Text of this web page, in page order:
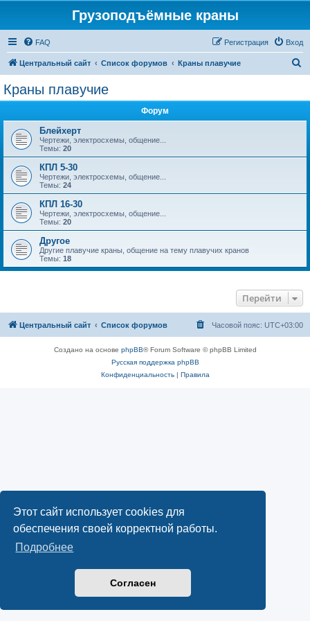
Этот сайт использует cookies для
обеспечения своей корректной работы.
Подробнее
Согласен
Грузоподъёмные краны
FAQ Вход
Регистрация
Центральный сайт Список форумов Краны плавучие
Краны плавучие
Форум
Блейхерт
Чертежи, электросхемы, общение...
Темы: 20
КПЛ 5-30
Чертежи, электросхемы, общение...
Темы: 24
КПЛ 16-30
Чертежи, электросхемы, общение...
Темы: 20
Другое
Другие плавучие краны, общение на тему плавучих кранов
Темы: 18
Перейти
Центральный сайт Список форумов Часовой пояс: UTC+03:00
Создано на основе phpBB® Forum Software © phpBB Limited
Русская поддержка phpBB
Конфиденциальность| Правила